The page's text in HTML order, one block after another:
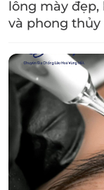
lông mày
và phong thủy